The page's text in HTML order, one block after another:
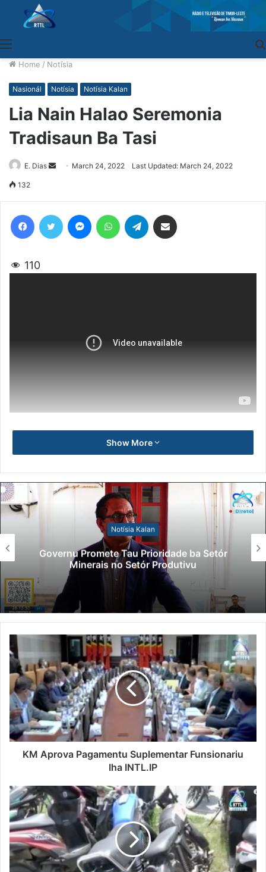
Home / Notísia
Nasionál Notísia Notísia Kalan
Lia Nain Halao Seremonia
Tradisaun Ba Tasi
E. Dias
SendMarch 24, 2022 Last Updated: March 24, 2022
132
110
Show More
Notísia Kalan
Governu Promete Tau Prioridade ba Setór
Minerais no Setór Produtivu
KM Aprova Pagamentu Suplementar Funsionariu
Iha INTL.IP